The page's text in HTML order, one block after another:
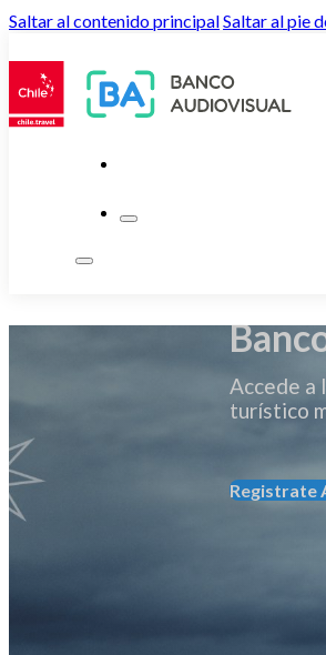
Saltar al contenido principalSaltar al pie
Accede a
turístico
Registrate